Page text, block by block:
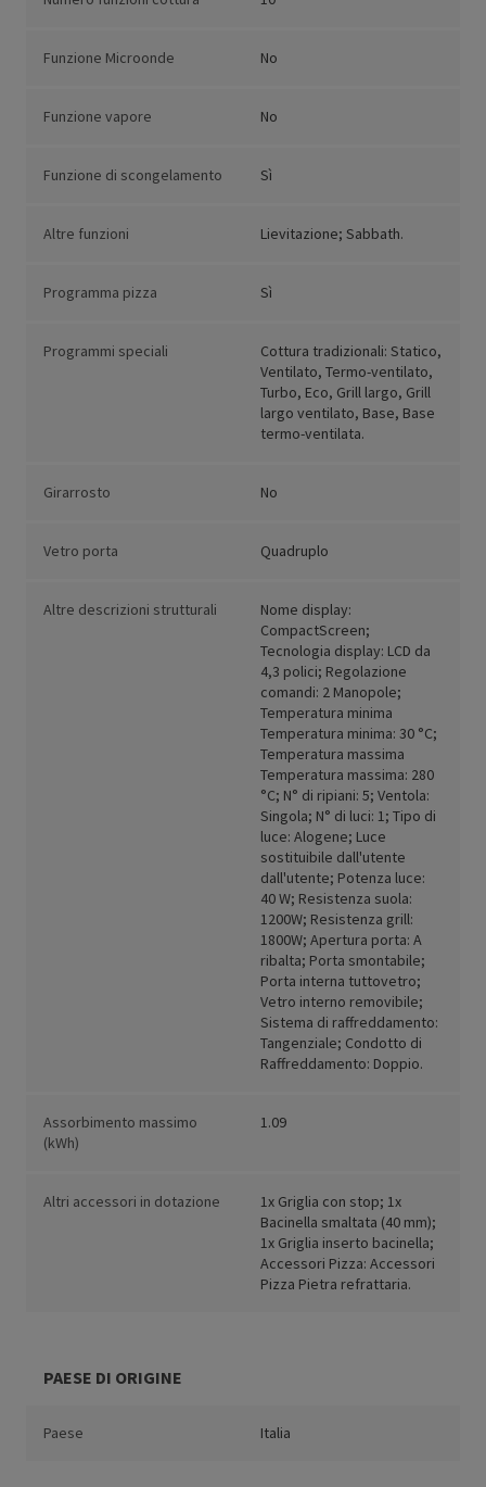
Funzione Microonde No
Funzione vapore No
Funzione di scongelamento Sì
Altre funzioni Lievitazione; Sabbath.
Programma pizza Sì
Programmi speciali
Cottura tradizionali: Statico,
Ventilato, Termo-ventilato,
Turbo, Eco, Grill largo, Grill
largo ventilato, Base, Base
termo-ventilata.
Girarrosto No
Vetro porta Quadruplo
Altre descrizioni strutturali
Nome display:
CompactScreen;
Tecnologia display: LCD da
4,3 polici; Regolazione
comandi: 2 Manopole;
Temperatura minima
Temperatura minima: 30 °C;
Temperatura massima
Temperatura massima: 280
°C; N° di ripiani: 5; Ventola:
Singola; N° di luci: 1; Tipo di
luce: Alogene; Luce
sostituibile dall'utente
dall'utente; Potenza luce:
40 W; Resistenza suola:
1200W; Resistenza grill:
1800W; Apertura porta: A
ribalta; Porta smontabile;
Porta interna tuttovetro;
Vetro interno removibile;
Sistema di raffreddamento:
Tangenziale; Condotto di
Raffreddamento: Doppio.
Assorbimento massimo
(kWh)
1.09
Altri accessori in dotazione
1x Griglia con stop; 1x
Bacinella smaltata (40 mm);
1x Griglia inserto bacinella;
Accessori Pizza: Accessori
Pizza Pietra refrattaria.
PAESE DI ORIGINE
Paese Italia